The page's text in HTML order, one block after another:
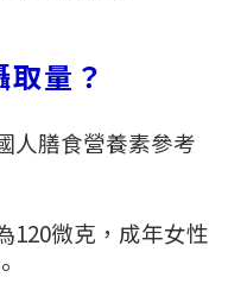
量？
人膳食營養素參考
120微克，成年女性